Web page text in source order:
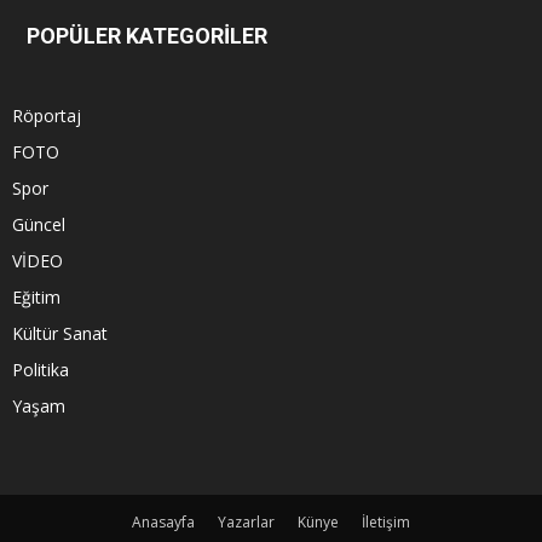
POPÜLER KATEGORİLER
Röportaj
FOTO
Spor
Güncel
VİDEO
Eğitim
Kültür Sanat
Politika
Yaşam
Anasayfa Yazarlar Künye
İletişim